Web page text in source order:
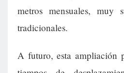
metros mensuales, muy
tradicionales.
A futuro, esta ampliación